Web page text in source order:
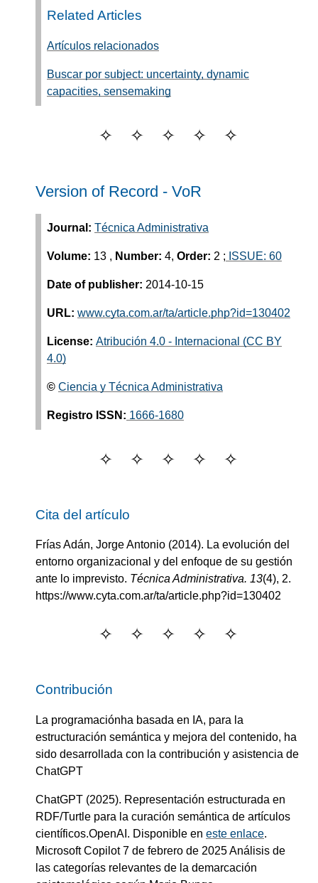
Related Articles
Artículos relacionados
Buscar por subject: uncertainty, dynamic
capacities, sensemaking
Version of Record - VoR
Journal: Técnica Administrativa
Volume: 13 , Number: 4, Order: 2 ; ISSUE: 60
Date of publisher: 2014-10-15
URL: www.cyta.com.ar/ta/article.php?id=130402
License: Atribución 4.0 - Internacional (CC BY
4.0)
© Ciencia y Técnica Administrativa
Registro ISSN: 1666-1680
Cita del artículo
Frías Adán, Jorge Antonio (2014). La evolución del
entorno organizacional y del enfoque de su gestión
ante lo imprevisto. Técnica Administrativa. 13(4), 2.
https://www.cyta.com.ar/ta/article.php?id=130402
Contribución
La programaciónha basada en IA, para la
estructuración semántica y mejora del contenido, ha
sido desarrollada con la contribución y asistencia de
ChatGPT
ChatGPT (2025). Representación estructurada en
RDF/Turtle para la curación semántica de artículos
científicos.OpenAI . Disponible en este enlace.
Microsoft Copilot7 de febrero de 2025Análisis de
las categorías relevantes de la demarcación